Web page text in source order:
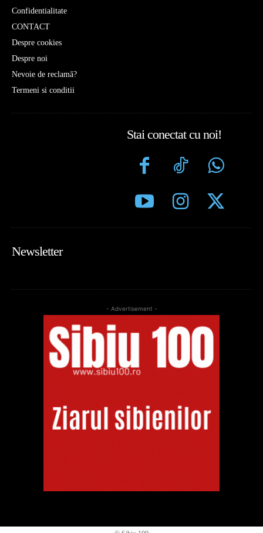
Confidentialitate
CONTACT
Despre cookies
Despre noi
Nevoie de reclamă?
Termeni si conditii
Stai conectat cu noi!
Newsletter
- Advertisement -